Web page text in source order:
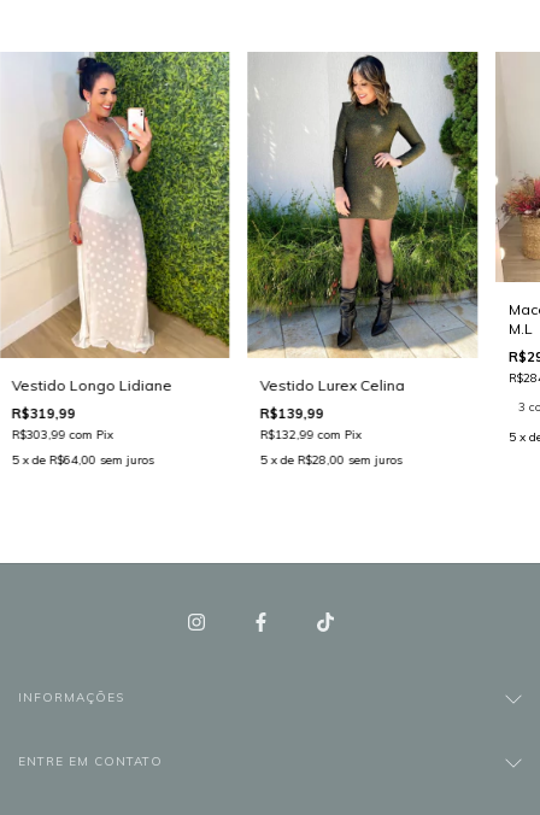
Vestido Longo Lidiane
R$319,99
R$303,99com Pix
5 x de R$64,00 sem juros
Vestido Lurex Celina
R$139,99
R$132,99com Pix
5 x de R$28,00 sem juros
M.L
3
5 x
INFORMAÇÕES
ENTRE EM CONTATO